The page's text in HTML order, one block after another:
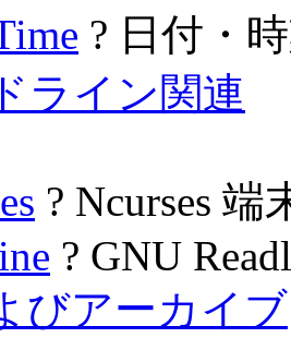
? 日付・
ライン関連
? Ncurses
? GNU
びアーカイブ